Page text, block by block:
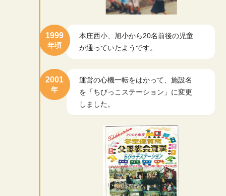
本庄西小、旭小から20名前後の児童
が通っていたようです。
1999
年頃
運営の心機一転をはかって、施設名
を「ちびっこステーション」に変更
しました。
2001
年